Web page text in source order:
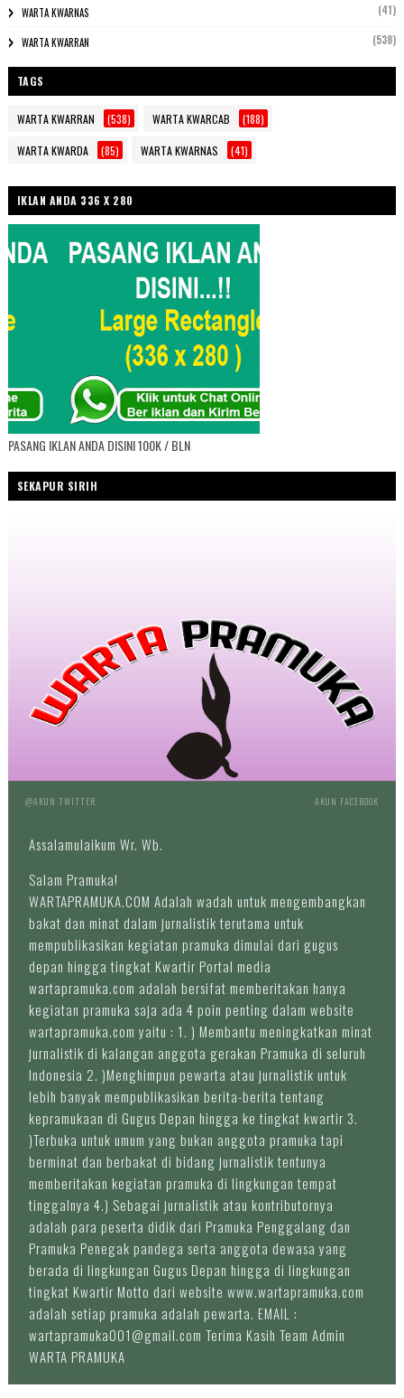
WARTA KWARNAS (41)
WARTA KWARRAN (538)
TAGS
WARTA KWARRAN (538) WARTA KWARCAB (188)
WARTA KWARDA (85) WARTA KWARNAS (41)
IKLAN ANDA 336 X 280
PASANG IKLAN ANDA DISINI 100K / BLN
SEKAPUR SIRIH
@AKUN TWITTER AKUN FACEBOOK
Assalamulaikum Wr. Wb.
Salam Pramuka!
WARTAPRAMUKA.COM Adalah wadah untuk mengembangkan
bakat dan minat dalam jurnalistik terutama untuk
mempublikasikan kegiatan pramuka dimulai dari gugus
depan hingga tingkat Kwartir Portal media
wartapramuka.com adalah bersifat memberitakan hanya
kegiatan pramuka saja ada 4 poin penting dalam website
wartapramuka.com yaitu : 1. ) Membantu meningkatkan minat
jurnalistik di kalangan anggota gerakan Pramuka di seluruh
Indonesia 2. )Menghimpun pewarta atau jurnalistik untuk
lebih banyak mempublikasikan berita-berita tentang
kepramukaan di Gugus Depan hingga ke tingkat kwartir 3.
)Terbuka untuk umum yang bukan anggota pramuka tapi
berminat dan berbakat di bidang jurnalistik tentunya
memberitakan kegiatan pramuka di lingkungan tempat
tinggalnya 4.) Sebagai jurnalistik atau kontributornya
adalah para peserta didik dari Pramuka Penggalang dan
Pramuka Penegak pandega serta anggota dewasa yang
berada di lingkungan Gugus Depan hingga di lingkungan
tingkat Kwartir Motto dari website www.wartapramuka.com
adalah setiap pramuka adalah pewarta. EMAIL :
wartapramuka001@gmail.com Terima Kasih Team Admin
WARTA PRAMUKA